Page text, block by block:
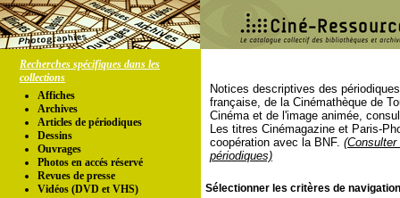
Recherches spécifiques dans les
collections
Affiches
Archives
Articles de périodiques
Dessins
Ouvrages
Photos en accés réservé
Revues de presse
Vidéos (DVD et VHS)
Notices descriptives des
française, de la Cinémathèque de
Cinéma et de l'image animée,
Les titres Cinémagazine et Paris-
coopération avec la BNF.
périodiques)
Sélectionner les critères de